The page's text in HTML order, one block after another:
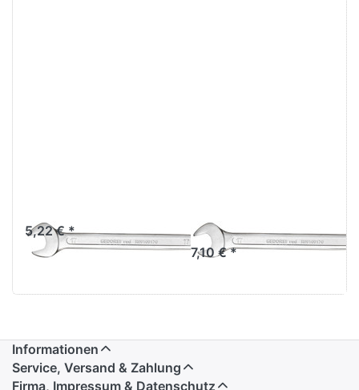
5,22 € *
21 mm
7,10 € *
Informationen
Service, Versand & Zahlung
Firma, Impressum & Datenschutz